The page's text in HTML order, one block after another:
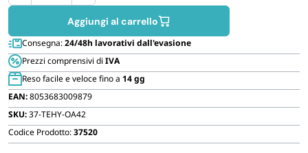
PARTY
FORNITURE SETTORE HO.RE.CA
BIODEGRADABILE
gonfiabile
rotondo
quantità
Aggiungi al carrello
Consegna:24/48h lavorativi dall'evasione
Prezzi comprensivi di IVA
Reso facile e veloce fino a 14 gg
EAN:8053683009879
SKU:37-TEHY-OA42
Codice Prodotto:37520